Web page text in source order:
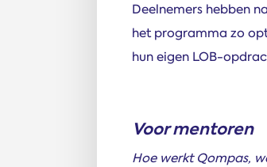
Deelnemers hebben
het programma zo
hun eigen LOB-
Voor mentoren
Hoe werkt Qompas,